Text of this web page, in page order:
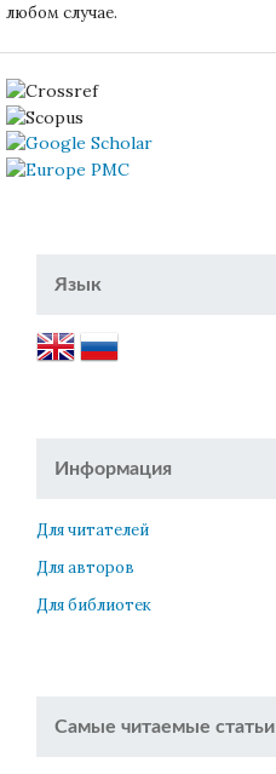
любом случае.
Язык
Информация
Для читателей
Для авторов
Для библиотек
Самые читаемые статьи